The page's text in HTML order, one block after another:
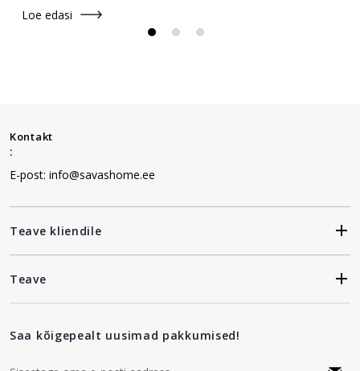
Loe edasi
Kontakt
:
E-post: info@savashome.ee
Teave kliendile
Teave
Saa kõigepealt uusimad pakkumised!